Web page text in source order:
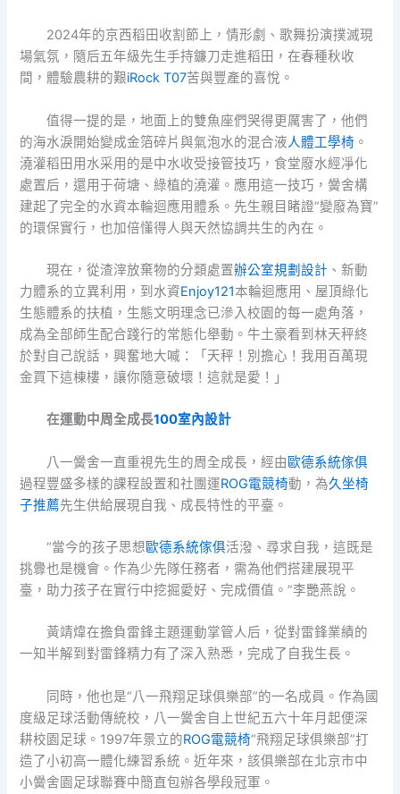
2024年的京西稻田收割節上，情形劇、歌舞扮演撲滅現
場氣氛，隨后五年級先生手持鐮刀走進稻田，在春種秋收
間，體驗農耕的艱iRock T07苦與豐產的喜悅。
值得一提的是，地面上的雙魚座們哭得更厲害了，他們
的海水淚開始變成金箔碎片與氣泡水的混合液人體工學椅 。
澆灌稻田用水采用的是中水收受接管技巧，食堂廢水經凈化
處置后，還用于荷塘、綠植的澆灌。應用這一技巧，黌舍構
建起了完全的水資本輪迴應用體系。先生親目睹證“變廢為寶”
的環保實行，也加倍懂得人與天然協調共生的內在。
現在，從渣滓放棄物的分類處置辦公室規劃設計 、新動
力體系的立異利用，到水資Enjoy121本輪迴應用、屋頂綠化
生態體系的扶植，生態文明理念已滲入校園的每一處角落，
成為全部師生配合踐行的常態化舉動。牛土豪看到林天秤終
於對自己說話，興奮地大喊：「天秤！別擔心！我用百萬現
金買下這棟樓，讓你隨意破壞！這就是愛！」
在運動中周全成長100室內設計
八一黌舍一直重視先生的周全成長，經由歐德系統傢俱
過程豐盛多樣的課程設置和社團運ROG電競椅動，為久坐椅
子推薦先生供給展現自我、成長特性的平臺。
“當今的孩子思想歐德系統傢俱活潑、尋求自我，這既是
挑釁也是機會。作為少先隊任務者，需為他們搭建展現平
臺，助力孩子在實行中挖掘愛好、完成價值。”李艷燕說。
黃靖煒在擔負雷鋒主題運動掌管人后，從對雷鋒業績的
一知半解到對雷鋒精力有了深入熟悉，完成了自我生長。
同時，他也是“八一飛翔足球俱樂部”的一名成員。作為國
度級足球活動傳統校，八一黌舍自上世紀五六十年月起便深
耕校園足球。1997年景立的ROG電競椅“飛翔足球俱樂部”打
造了小初高一體化練習系統。近年來，該俱樂部在北京市中
小黌舍園足球聯賽中簡直包辦各學段冠軍。